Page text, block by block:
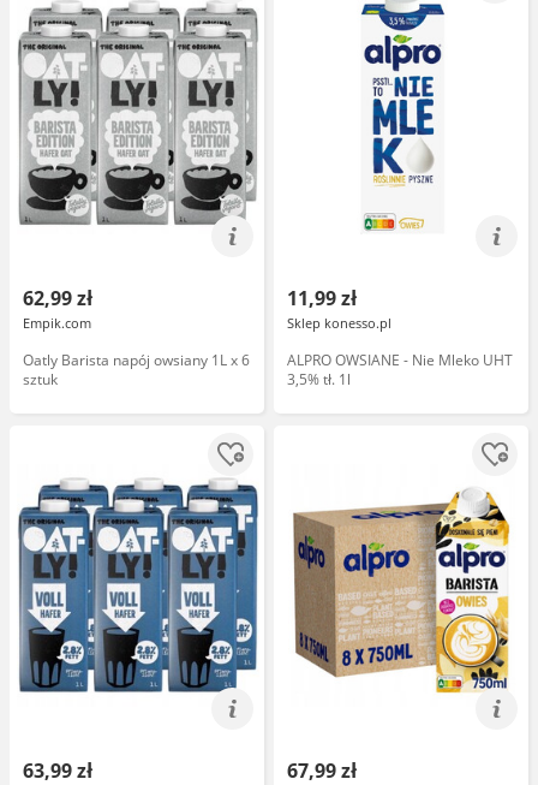
62,99 zł
Empik.com
Oatly Barista napój owsiany 1L x 6
sztuk
11,99 zł
Sklep konesso.pl
ALPRO OWSIANE - Nie Mleko UHT
3,5% tł. 1l
63,99 zł 67,99 zł